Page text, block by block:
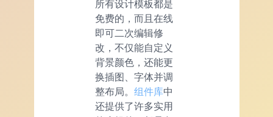
所有设计模板都是
免费的，而且在线
即可二次编辑修
改，不仅能自定义
背景颜色，还能更
换插图、字体并调
整布局。 组件库中
还提供了许多实用